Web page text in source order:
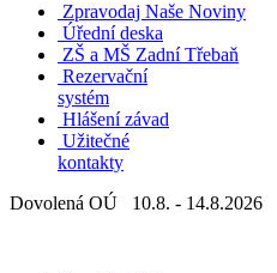
Zpravodaj Naše Noviny
Úřední deska
ZŠ a MŠ Zadní Třebaň
Rezervační
systém
Hlášení závad
Užitečné
kontakty
Dovolená OÚ 10.8. - 14.8.2026